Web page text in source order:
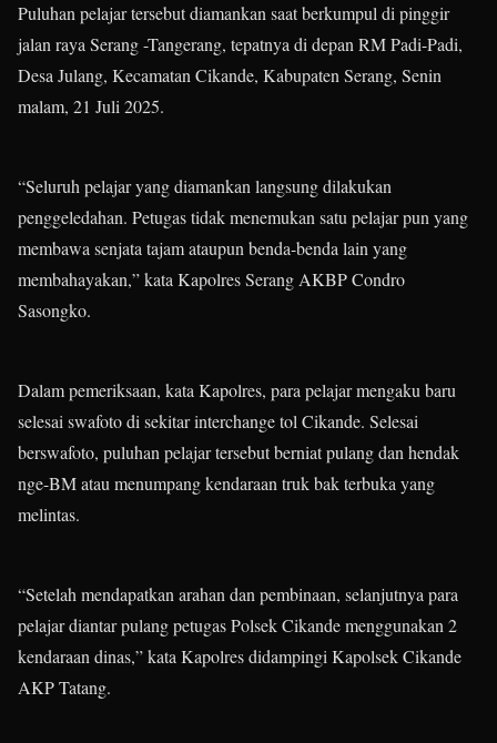
Puluhan pelajar tersebut diamankan saat berkumpul di pinggir
jalan raya Serang -Tangerang, tepatnya di depan RM Padi-Padi,
Desa Julang, Kecamatan Cikande, Kabupaten Serang, Senin
malam, 21 Juli 2025.
“Seluruh pelajar yang diamankan langsung dilakukan
penggeledahan. Petugas tidak menemukan satu pelajar pun yang
membawa senjata tajam ataupun benda-benda lain yang
membahayakan,” kata Kapolres Serang AKBP Condro
Sasongko.
Dalam pemeriksaan, kata Kapolres, para pelajar mengaku baru
selesai swafoto di sekitar interchange tol Cikande. Selesai
berswafoto, puluhan pelajar tersebut berniat pulang dan hendak
nge-BM atau menumpang kendaraan truk bak terbuka yang
melintas.
“Setelah mendapatkan arahan dan pembinaan, selanjutnya para
pelajar diantar pulang petugas Polsek Cikande menggunakan 2
kendaraan dinas,” kata Kapolres didampingi Kapolsek Cikande
AKP Tatang.